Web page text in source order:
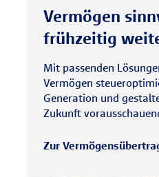
Vermögen
frühzeitig
Mit passenden
Vermögen
Generation und
Zukunft
Zur